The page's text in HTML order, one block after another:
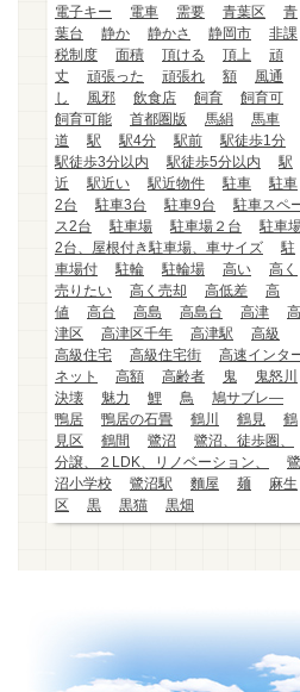
電子キー
電車 需要 青葉区
青
葉台
静か 静かさ 静岡市
非課
税制度
面積 頂ける 頂上
頑
丈
頑張った 頑張れ 額
風通
し
風邪 飲食店 飼育
飼育可
飼育可能
首都圏版 馬絹
馬車
道
駅 駅4分 駅前
駅徒歩1分
駅徒歩3分以内
駅徒歩5分以内
駅
近
駅近い 駅近物件 駐車
駐車
2台
駐車3台 駐車9台
駐車スペ
ス2台
駐車場 駐車場２台
駐車
2台、屋根付き駐車場、車サイズ
駐
車場付
駐輪 駐輪場 高い
高く
売りたい
高く売却 高低差
高
値
高台 高島 高島台 高津
高
津区
高津区千年 高津駅
高級
高級住宅
高級住宅街
高速インタ
ネット
高額 高齢者 鬼
鬼怒川
決壊
魅力 鯉 鳥
鳩サブレ―
鴨居
鴨居の石畳 鶴川 鶴見
鶴
見区
鶴間 鷺沼
鷺沼、徒歩圏、
分譲、２LDK、リノベーション、
鷺
沼小学校
鷺沼駅 麵屋 麺
麻生
区
黒 黒猫 黒畑